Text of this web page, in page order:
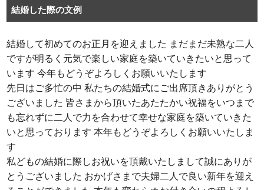
結婚した際の文例
結婚して初めてのお正月を迎えました まだまだ未熟な二人
ですが明るく元気で楽しい家庭を築いていきたいと思って
います 今年もどうぞよろしくお願いいたします
先日はご多忙の中 私たちの結婚式にご出席頂きありがとう
ございました 皆さまから頂いたあたたかい祝福をいつまで
も忘れずに二人で力を合わせて幸せな家庭を築いていきた
いと思っております 本年もどうぞよろしくお願いいたしま
す
私どもの結婚に際しお祝いを頂戴いたしまして誠にありが
とうございました おかげさまで夫婦二人で良い新年を迎え